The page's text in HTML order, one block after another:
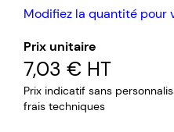
Modifiez la quantité pour
Prix unitaire
7,03 € HT
Prix indicatif sans
frais techniques